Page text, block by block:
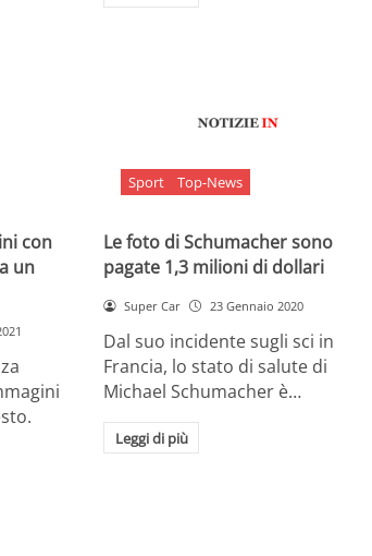
con
un
Sport Top-News
Le foto di Schumacher sono
pagate 1,3 milioni di dollari
Super Car 23 Gennaio 2020
Dal suo incidente sugli sci in
Francia, lo stato di salute di
Michael Schumacher è…
Leggi di più